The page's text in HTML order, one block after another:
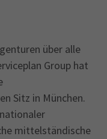
über alle
Group hat
Sitz in München.
mittelständische